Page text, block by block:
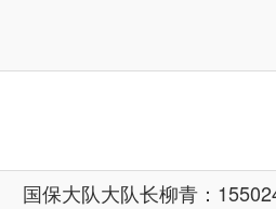
国保大队大队长柳青：